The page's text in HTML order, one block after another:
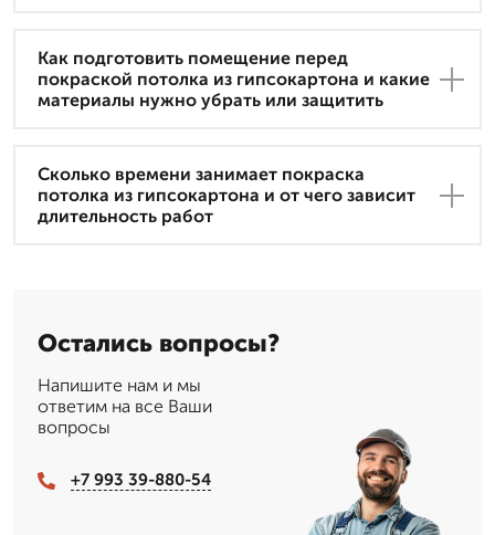
Как подготовить помещение перед
покраской потолка из гипсокартона и какие
материалы нужно убрать или защитить
Сколько времени занимает покраска
потолка из гипсокартона и от чего зависит
длительность работ
Остались вопросы?
Напишите нам и мы
ответим на все Ваши
вопросы
+7 993 39-880-54